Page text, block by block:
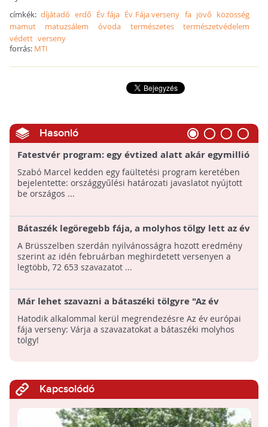
címkék: díjátadó erdő Év fája Év Fája verseny fa jövő közösség
mamut
matuzsálem óvoda természetes
természetvédelem
védett verseny
forrás: MTI
Hasonló
Fatestvér program: egy évtized alatt akár egymillió
fával is gazdagodhat az ország!
Szabó Marcel kedden egy faültetési program keretében
bejelentette: országgyűlési határozati javaslatot nyújtott
be országos ...
Bátaszék legöregebb fája, a molyhos tölgy lett az év
európai fája
A Brüsszelben szerdán nyilvánosságra hozott eredmény
szerint az idén februárban meghirdetett versenyen a
legtöbb, 72 653 szavazatot ...
Már lehet szavazni a bátaszéki tölgyre "Az év
európai fája" versenyben!
Hatodik alkalommal kerül megrendezésre Az év európai
fája verseny: Várja a szavazatokat a bátaszéki molyhos
tölgy!
Kapcsolódó